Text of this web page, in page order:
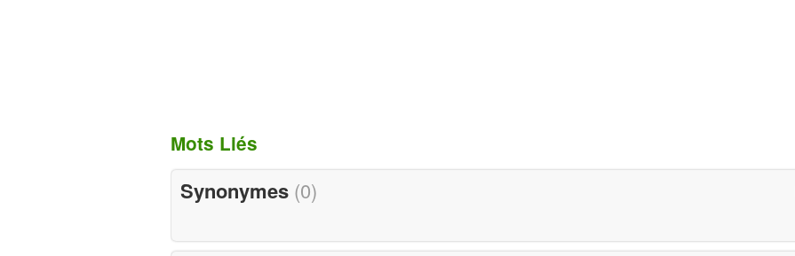
Mots Liés
Synonymes (0)